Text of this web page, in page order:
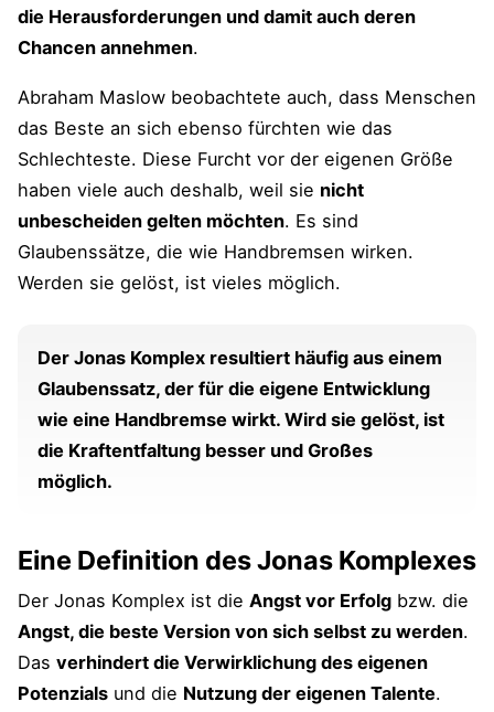
die Herausforderungen und damit auch deren
Chancen annehmen.
Abraham Maslow beobachtete auch, dass Menschen
das Beste an sich ebenso fürchten wie das
Schlechteste. Diese Furcht vor der eigenen Größe
haben viele auch deshalb, weil sie nicht
unbescheiden gelten möchten. Es sind
Glaubenssätze, die wie Handbremsen wirken.
Werden sie gelöst, ist vieles möglich.
Der Jonas Komplex resultiert häufig aus einem
Glaubenssatz, der für die eigene Entwicklung
wie eine Handbremse wirkt. Wird sie gelöst, ist
die Kraftentfaltung besser und Großes
möglich.
Eine Definition des Jonas Komplexes
Der Jonas Komplex ist die Angst vor Erfolg bzw. die
Angst, die beste Version von sich selbst zu werden.
Das verhindert die Verwirklichung des eigenen
Potenzials und die Nutzung der eigenen Talente.